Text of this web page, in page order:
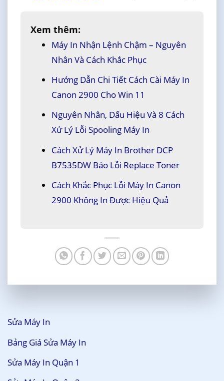
Xem thêm:
Máy In Nhận Lệnh Chậm – Nguyên
Nhân Và Cách Khắc Phục
Hướng Dẫn Chi Tiết Cách Cài Máy In
Canon 2900 Cho Win 11
Nguyên Nhân, Dấu Hiệu Và 8 Cách
Xử Lý Lỗi Spooling Máy In
Cách Xử Lý Máy In Brother DCP
B7535DW Báo Lỗi Replace Toner
Cách Khắc Phục Lỗi Máy In Canon
2900 Không In Được Hiệu Quả
Sửa Máy In
Bảng Giá Sửa Máy In
Sửa Máy In Quận 1